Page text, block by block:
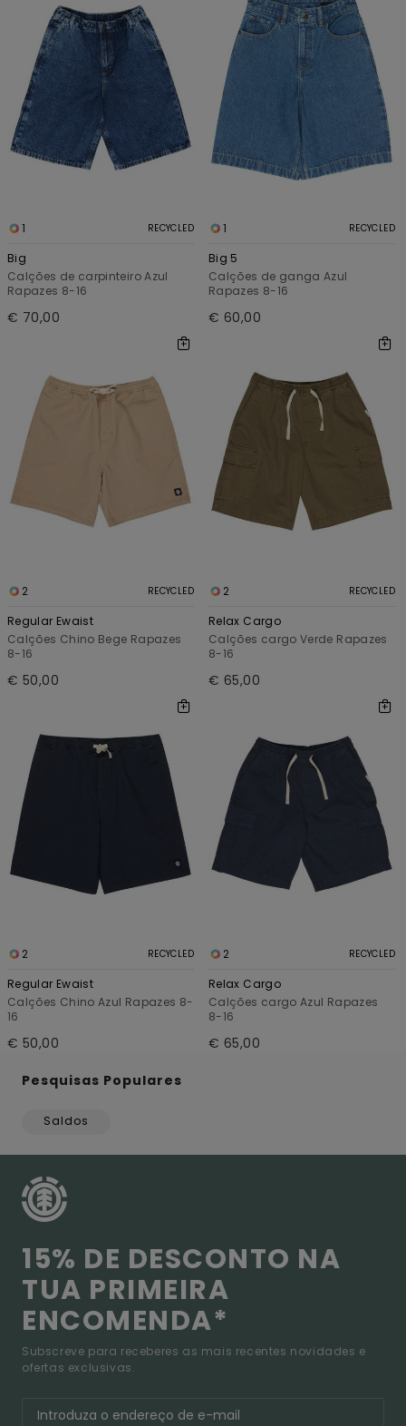
1 RECYCLED
Big
Calções de carpinteiro Azul
Rapazes 8-16
€ 70,00
1 RECYCLED
Big 5
Calções de ganga Azul
Rapazes 8-16
€ 60,00
2 RECYCLED
Regular Ewaist
Calções Chino Bege Rapazes
8-16
€ 50,00
2 RECYCLED
Relax Cargo
Calções cargo Verde Rapazes
8-16
€ 65,00
2 RECYCLED
Regular Ewaist
Calções Chino Azul Rapazes 8-
16
€ 50,00
2 RECYCLED
Relax Cargo
Calções cargo Azul Rapazes
8-16
€ 65,00
Pesquisas Populares
Saldos
15% DE DESCONTO NA
TUA PRIMEIRA
ENCOMENDA*
Subscreve para receberes as mais recentes novidades e
ofertas exclusivas.